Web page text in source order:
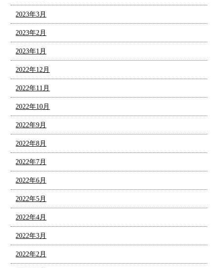
2023年3月
2023年2月
2023年1月
2022年12月
2022年11月
2022年10月
2022年9月
2022年8月
2022年7月
2022年6月
2022年5月
2022年4月
2022年3月
2022年2月